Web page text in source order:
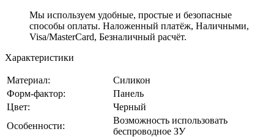
Мы используем удобные, простые и безопасные
способы оплаты. Наложенный платёж, Наличными,
Visa/MasterCard, Безналичный расчёт.
Характеристики
Материал:
Силикон
Форм-фактор:
Панель
Цвет:
Черный
Особенности:
Возможность использовать
беспроводное ЗУ